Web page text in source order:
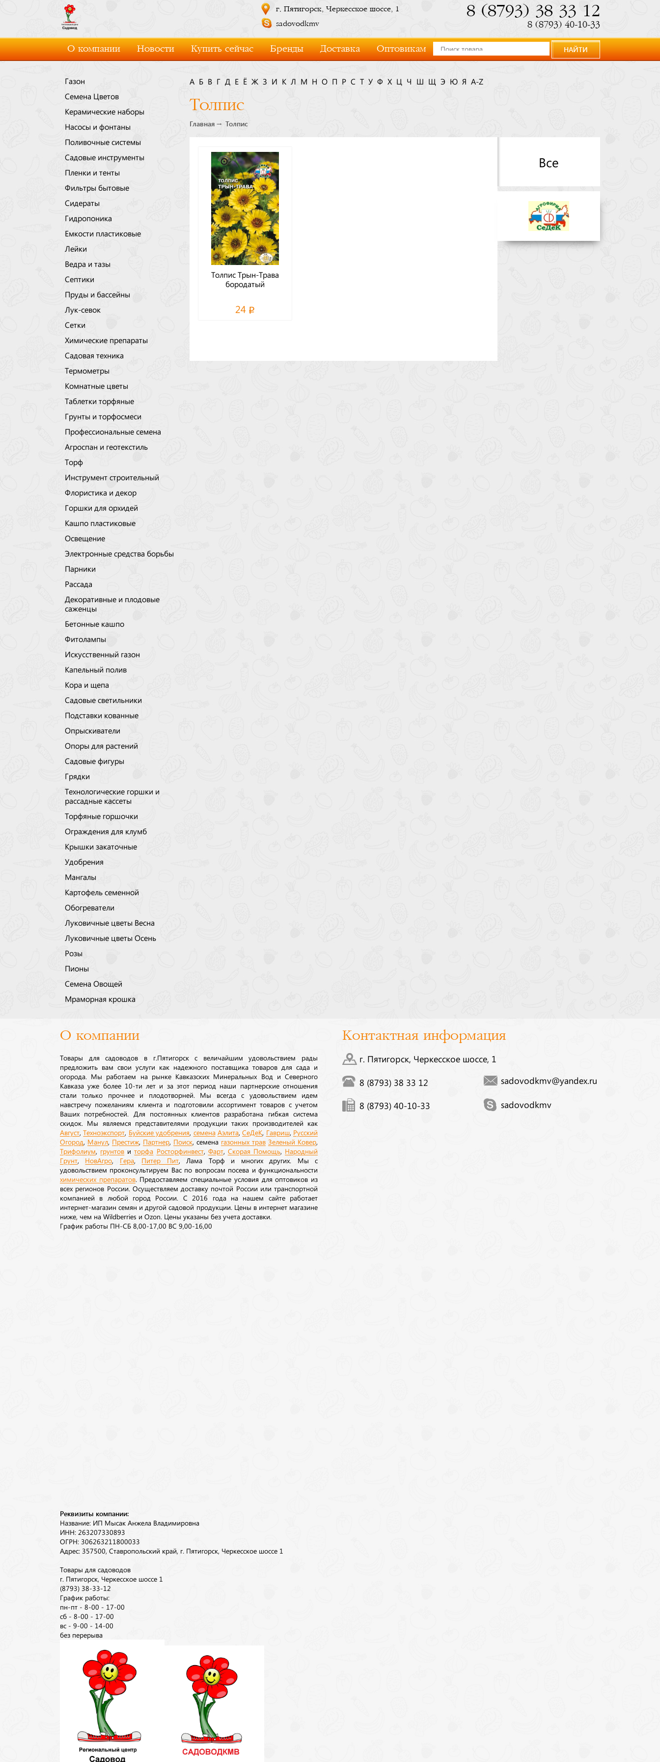
г. Пятигорск, Черкесское шоссе, 1
sadovodkmv
8 (8793) 38 33 12
8 (8793) 40-10-33
О компании Новости Купить сейчас Бренды Доставка Оптовикам НАЙТИ
Газон
Семена Цветов
Керамические наборы
Насосы и фонтаны
Поливочные системы
Садовые инструменты
Пленки и тенты
Фильтры бытовые
Сидераты
Гидропоника
Емкости пластиковые
Лейки
Ведра и тазы
Септики
Пруды и бассейны
Лук-севок
Сетки
Химические препараты
Садовая техника
Термометры
Комнатные цветы
Таблетки торфяные
Грунты и торфосмеси
Профессиональные семена
Агроспан и геотекстиль
Торф
Инструмент строительный
Флористика и декор
Горшки для орхидей
Кашпо пластиковые
Освещение
Электронные средства борьбы
Парники
Рассада
Декоративные и плодовые
саженцы
Бетонные кашпо
Фитолампы
Искусственный газон
Капельный полив
Кора и щепа
Садовые светильники
Подставки кованные
Опрыскиватели
Опоры для растений
Садовые фигуры
Грядки
Технологические горшки и
рассадные кассеты
Торфяные горшочки
Ограждения для клумб
Крышки закаточные
Удобрения
Мангалы
Картофель семенной
Обогреватели
Луковичные цветы Весна
Луковичные цветы Осень
Розы
Пионы
Семена Овощей
Мраморная крошка
А Б В Г Д Е Ё Ж З И К Л М Н О П Р С Т У Ф Х Ч Э Ю Я A-Z
Толпис
Главная Толпис
Толпис Трын-Трава
бородатый
24
Все
О компании
Товары для садоводов в г.Пятигорск с величайшим удовольствием рады
предложить вам свои услуги как надежного поставщика товаров для сада и
огорода. Мы работаем на рынке Кавказских Минеральных Вод и Северного
Кавказа уже более 10-ти лет и за этот период наши партнерские отношения
стали только прочнее и плодотворней. Мы всегда с удовольствием идем
навстречу пожеланиям клиента и подготовили ассортимент товаров с учетом
Ваших потребностей. Для постоянных клиентов разработана гибкая система
скидок. Мы являемся представителями продукции таких производителей как
Август ,Техноэкспорт Буйские удобрения семена Аэлита,СеДеК Гавриш Русский
Огород Манул Престиж Партнер Поиск , семена газонных трав Зеленый Ковер
Трифолиум грунтов иторфа Росторфинвест, Фарт, Скорая Помощь Народный
Грунт НовАгро Гера, Питер Пит, Лама Торф и многих других. Мы с
удовольствием проконсультируем Вас по вопросам посева и функциональности
химических препаратов. Предоставляем специальные условия для оптовиков из
всех регионов России. Осуществляем доставку почтой России или транспортной
компанией в любой город России. С 2016 года на нашем сайте работает
интернет-магазин семян и другой садовой продукции. Цены в интернет магазине
ниже, чем на Wildberries и Ozon. Цены указаны без учета доставки.
График работы ПН-СБ 8,00-17,00 ВС 9,00-16,00
Реквизиты компании:
Название: ИП Мысак Анжела Владимировна
ИНН: 263207330893
ОГРН: 306263211800033
Адрес: 357500, Ставропольский край, г. Пятигорск, Черкесское шоссе 1
Товары для садоводов
г. Пятигорск, Черкесское шоссе 1
(8793) 38-33-12
График работы:
пн-пт - 8-00 - 17-00
сб - 8-00 - 17-00
вс - 9-00 - 14-00
без перерыва
Контактная информация
г. Пятигорск, Черкесское шоссе, 1
8 (8793) 38 33 12
8 (8793) 40-10-33
sadovodkmv@yandex.ru
sadovodkmv